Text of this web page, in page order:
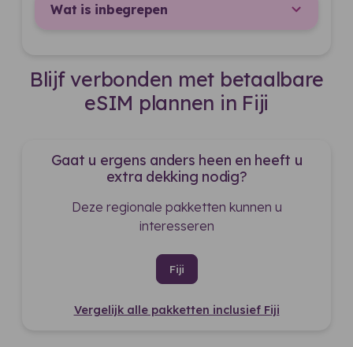
Wat is inbegrepen
Blijf verbonden met betaalbare
eSIM plannen in Fiji
Gaat u ergens anders heen en heeft u
extra dekking nodig?
Deze regionale pakketten kunnen u
interesseren
Fiji
Vergelijk alle pakketten inclusief Fiji